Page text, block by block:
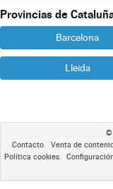
Provincias de
Barcelona
Lleida
©
Contacto Venta de
Política cookies